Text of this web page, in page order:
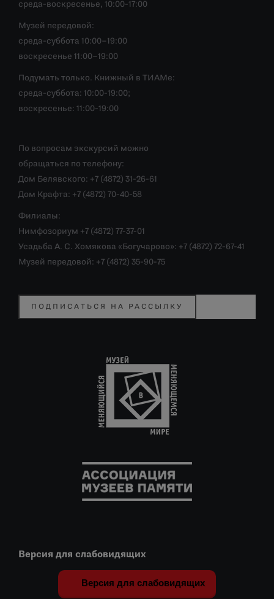
среда-воскресенье, 10:00-17:00
Музей передовой:
среда-суббота 10:00–19:00
воскресенье 11:00–19:00
Подумать только. Книжный в ТИАМе:
среда-суббота: 10:00-19:00;
воскресенье: 11:00-19:00
По вопросам экскурсий можно
обращаться по телефону:
Дом Белявского: +7 (4872) 31-26-61
Дом Крафта: +7 (4872) 70-40-58
Филиалы:
Нимфозориум +7 (4872) 77-37-01
Усадьба А. С. Хомякова «Богучарово»: +7 (4872) 72-67-41
Музей передовой: +7 (4872) 35-90-75
ПОДПИСАТЬСЯ НА РАССЫЛКУ
Версия для слабовидящих
Версия для слабовидящих